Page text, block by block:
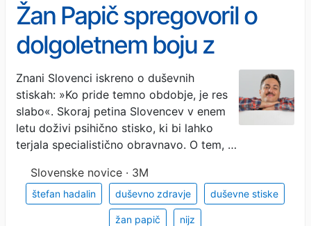
Žan Papič spregovoril o
dolgoletnem boju z
bipolarno motnjo: »Ko
pride temno obdobje, je
res slabo«
Znani Slovenci iskreno o duševnih
stiskah: »Ko pride temno obdobje, je res
slabo«. Skoraj petina Slovencev v enem
letu doživi psihično stisko, ki bi lahko
terjala specialistično obravnavo. O tem, …
Slovenske novice · 3M
štefan hadalin duševno zdravje duševne stiske
žan papič nijz